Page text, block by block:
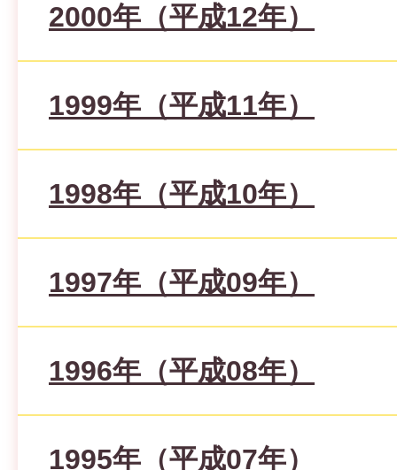
2000年（平成12年）
1999年（平成11年）
1998年（平成10年）
1997年（平成09年）
1996年（平成08年）
1995年（平成07年）